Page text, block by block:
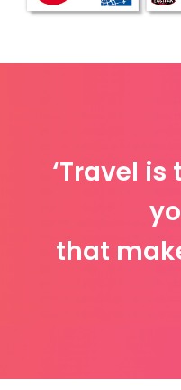
‘Travel
that